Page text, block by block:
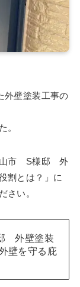
外壁塗装工事の
。
山市 S様邸 外
割とは？」に
さい。
外壁塗装
壁を守る庇